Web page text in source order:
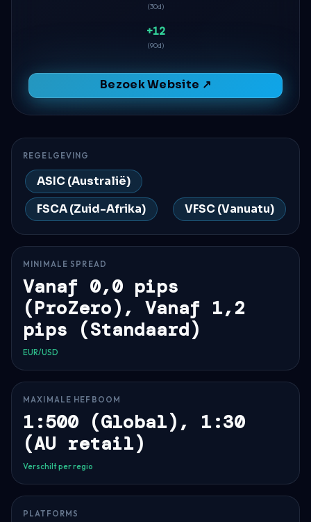
(30d)
+12
(90d)
Bezoek Website ↗
REGELGEVING
ASIC (Australië)
FSCA (Zuid-Afrika)
VFSC (Vanuatu)
MINIMALE SPREAD
Vanaf 0,0 pips
(ProZero), Vanaf 1,2
pips (Standaard)
EUR/USD
MAXIMALE HEFBOOM
1:500 (Global), 1:30
(AU retail)
Verschilt per regio
PLATFORMS